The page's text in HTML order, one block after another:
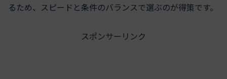
るため、スピードと条件のバランスで選ぶのが得策です。
スポンサーリンク